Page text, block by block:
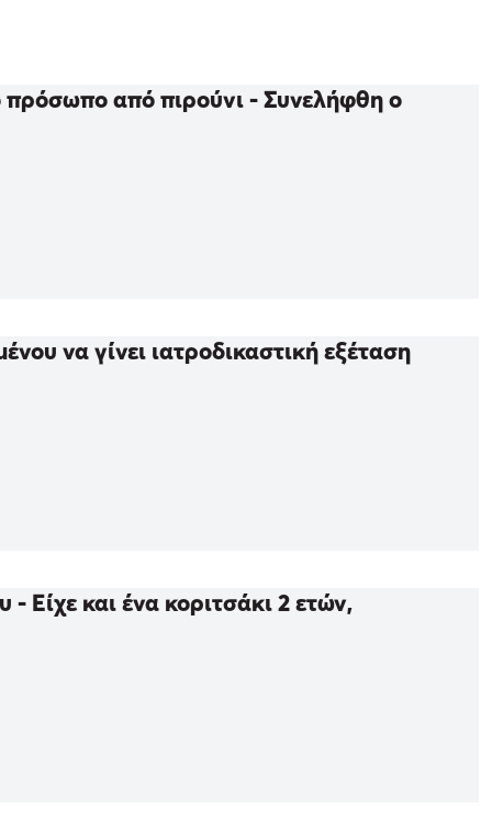
πρόσωπο από πιρούνι - Συνελήφθη ο
να γίνει ιατροδικαστική εξέταση
Είχε και ένα κοριτσάκι 2 ετών,